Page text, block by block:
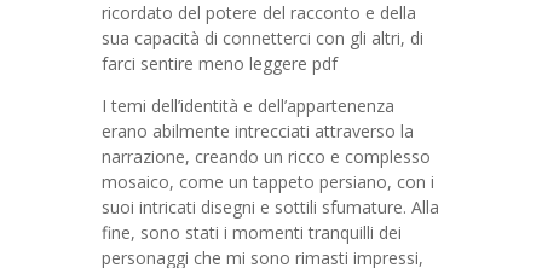
ricordato del potere del racconto e della
sua capacità di connetterci con gli altri, di
farci sentire meno leggere pdf
I temi dell’identità e dell’appartenenza
erano abilmente intrecciati attraverso la
narrazione, creando un ricco e complesso
mosaico, come un tappeto persiano, con i
suoi intricati disegni e sottili sfumature. Alla
fine, sono stati i momenti tranquilli dei
personaggi che mi sono rimasti impressi,